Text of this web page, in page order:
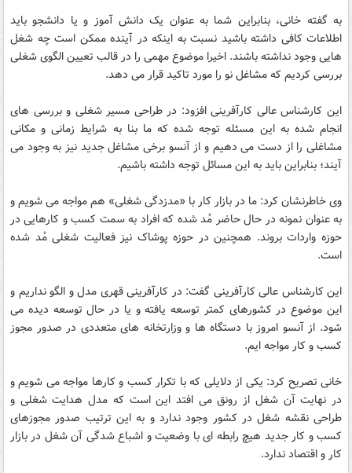
به گفته خانی، بنابراین شما به عنوان یک دانش آموز و یا دانشجو باید
اطلاعات کافی داشته باشید نسبت به اینکه در آینده ممکن است چه شغل
هایی وجود نداشته باشند. اخیرا موضوع مهمی را در قالب تعیین الگوی شغلی
بررسی کردیم که مشاغل نو را مورد تاکید قرار می دهد.
این کارشناس عالی کارآفرینی افزود: در طراحی مسیر شغلی و بررسی های
انجام شده به این مسئله توجه شده که ما بنا به شرایط زمانی و مکانی
مشاغلی را از دست می دهیم و از آنسو برخی مشاغل جدید نیز به وجود می
آیند؛ بنابراین باید به این مسائل توجه داشته باشیم.
وی خاطرنشان کرد: ما در بازار کار با «مدزدگی شغلی» هم مواجه می شویم و
به عنوان نمونه در حال حاضر مُد شده که افراد به سمت کسب و کارهایی در
حوزه واردات بروند. همچنین در حوزه پوشاک نیز فعالیت شغلی مُد شده
است.
این کارشناس عالی کارآفرینی گفت: در کارآفرینی قهری مدل و الگو نداریم و
این موضوع در کشورهای کمتر توسعه یافته و یا در حال توسعه دیده می
شود. از آنسو امروز با دستگاه ها و وزارتخانه های متعددی در صدور مجوز
کسب و کار مواجه ایم.
خانی تصریح کرد: یکی از دلایلی که با تکرار کسب و کارها مواجه می شویم و
در نهایت آن شغل از رونق می افتد این است که مدل هدایت شغلی و
طراحی نقشه شغل در کشور وجود ندارد و به این ترتیب صدور مجوزهای
کسب و کار جدید هیچ رابطه ای با وضعیت و اشباع شدگی آن شغل در بازار
کار و اقتصاد ندارد.